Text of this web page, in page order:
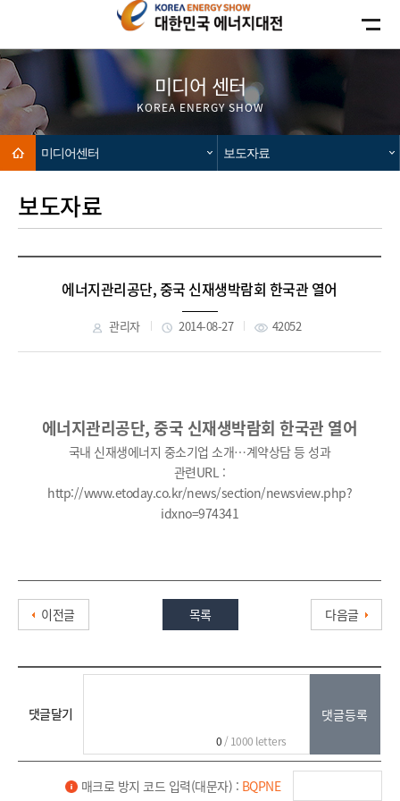
본문으로 가기
주메뉴로 가기
카피라이트로 가기
미디어 센터
KOREA ENERGY SHOW
미디어센터 보도자료
보도자료
에너지관리공단, 중국 신재생박람회 한국관 열어
관리자 2014-08-27 42052
에너지관리공단, 중국 신재생박람회 한국관 열어
국내 신재생에너지 중소기업 소개…계약상담 등 성과
관련URL :
http://www.etoday.co.kr/news/section/newsview.php?
idxno=974341
이전글 다음글
목록
댓글달기
0/ 1000 letters
매크로 방지 코드 입력(대문자) : BQPNE